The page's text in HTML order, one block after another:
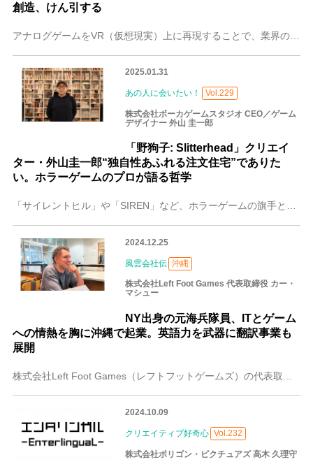
創造、けん引する
アナログゲームをVR（仮想現実）上に再現することで、業界の未来を創造する広島の株式会社Ad-REARV（アド・リアーヴ）。代表取締役の酒井 宏聡（さかい ひろあ
2025.01.31
あの人に会いたい！ Vol.229
株式会社ボーカゲームスタジオ CEO／ゲーム
デザイナー 外山 圭一郎
「野狗子: Slitterhead」クリエイ
ター・外山圭一郎“独自性あふれる注文住宅”でありた
い。ホラーゲームのプロが語る哲学
2024.12.25
風雲会社伝 沖縄
株式会社Left Foot Games 代表取締役 カー・
マシュー
NY出身の元海兵隊員、ITとゲーム
への情熱を胸に沖縄で起業。英語力を武器に翻訳事業も
展開
2024.10.09
クリエイティブ好奇心 Vol.232
株式会社ポリゴン・ピクチュアズ 高木 久理守